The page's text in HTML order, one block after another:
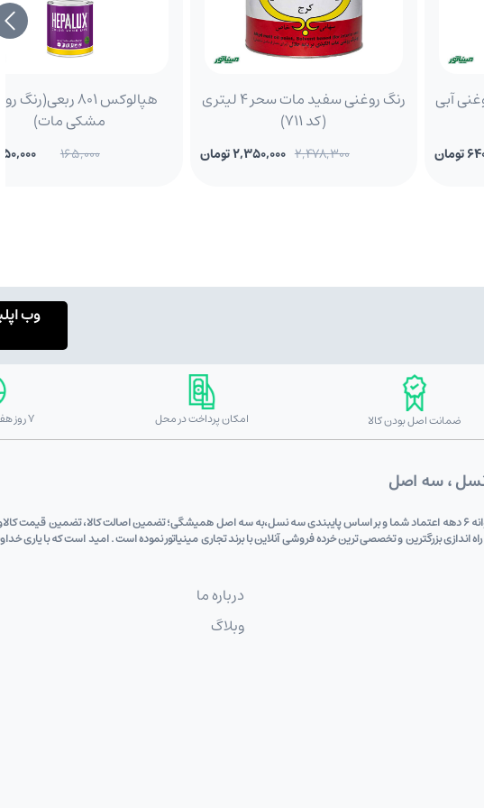
روغنی آبی
رنگ روغنی سفید مات سحر 4 لیتری
(کد 711)
2,478,300 2,350,000 تومان
هپالوکس 801 ربعی(رنگ
مشکی مات)
165,000 150,000 تومان
وب
ضمانت اصل بودن کالا امکان پرداخت در محل 7 روز هفته 24 ساعته
نسل ، سه اصل
شرکت شکوهمند گستر دی (علی اکبری) به پشتوانه 6 دهه اعتماد شما و بر اساس پایبندی سه نسل،به سه اصل همیشگی؛ تضمین اصالت کالا،
اندازی بزرگترین و تخصصی ترین خرده فروشی آنلاین با برند تجاری مینیاتور نموده است . امید است که با یاری
درباره ما
وبلاگ